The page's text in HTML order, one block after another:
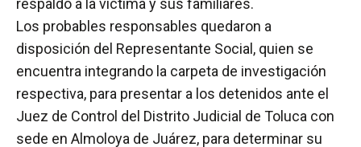
respaldo a la víctima y sus familiares.
Los probables responsables quedaron a
disposición del Representante Social, quien se
encuentra integrando la carpeta de investigación
respectiva, para presentar a los detenidos ante el
Juez de Control del Distrito Judicial de Toluca con
sede en Almoloya de Juárez, para determinar su